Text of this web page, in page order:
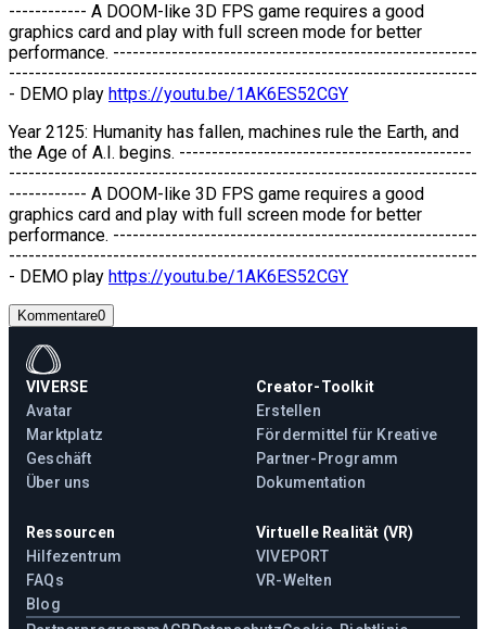
------------ A DOOM-like 3D FPS game requires a good
graphics card and play with full screen mode for better
performance. --------------------------------------------------------
------------------------------------------------------------------------
- DEMO play https://youtu.be/1AK6ES52CGY
Year 2125: Humanity has fallen, machines rule the Earth, and
the Age of A.I. begins. ---------------------------------------------
------------------------------------------------------------------------
------------ A DOOM-like 3D FPS game requires a good
graphics card and play with full screen mode for better
performance. --------------------------------------------------------
------------------------------------------------------------------------
- DEMO play https://youtu.be/1AK6ES52CGY
Kommentare0
VIVERSE
Avatar
Marktplatz
Geschäft
Über uns
Creator-Toolkit
Erstellen
Fördermittel für Kreative
Partner-Programm
Dokumentation
Ressourcen
Hilfezentrum
FAQs
Blog
Virtuelle Realität (VR)
VIVEPORT
VR-Welten